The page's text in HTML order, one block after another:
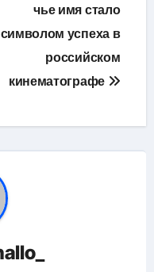
чье имя стало
символом успеха в
российском
кинематографе